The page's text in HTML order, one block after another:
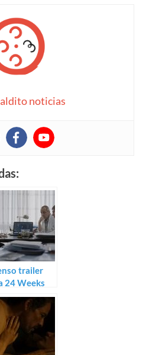
noticias
trailer
24 Weeks